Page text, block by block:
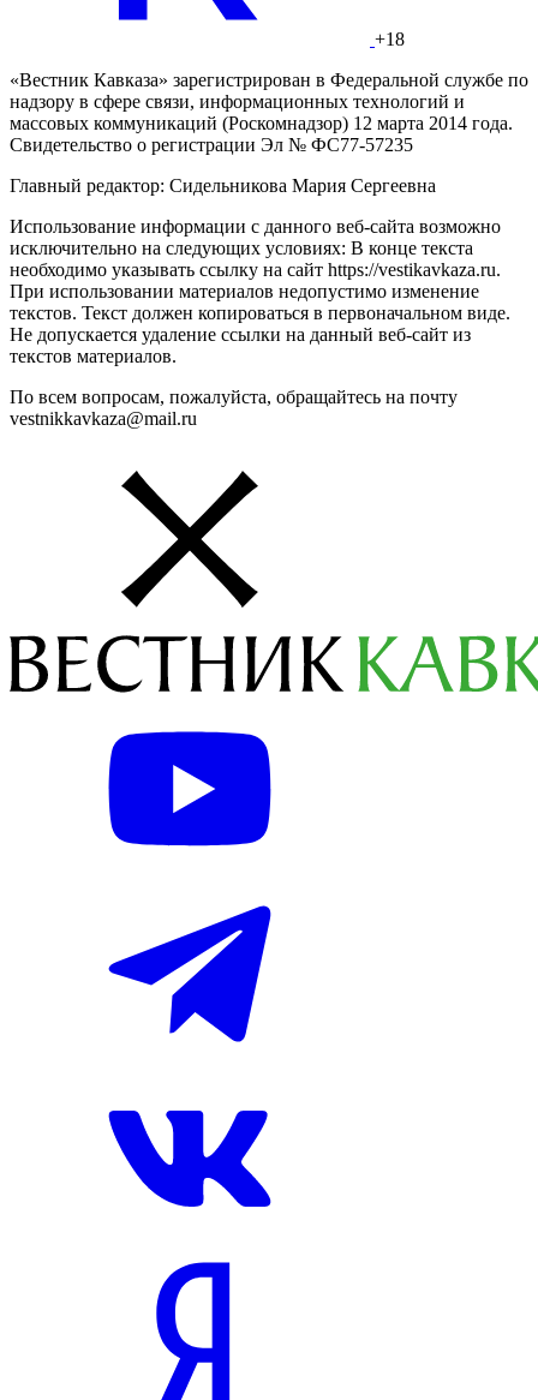
+18
«Вестник Кавказа» зарегистрирован в Федеральной службе по
надзору в сфере связи, информационных технологий и
массовых коммуникаций (Роскомнадзор) 12 марта 2014 года.
Свидетельство о регистрации Эл № ФС77-57235
Главный редактор: Сидельникова Мария Сергеевна
Использование информации с данного веб-сайта возможно
исключительно на следующих условиях: В конце текста
необходимо указывать ссылку на сайт https://vestikavkaza.ru.
При использовании материалов недопустимо изменение
текстов. Текст должен копироваться в первоначальном виде.
Не допускается удаление ссылки на данный веб-сайт из
текстов материалов.
По всем вопросам, пожалуйста, обращайтесь на почту
vestnikkavkaza@mail.ru